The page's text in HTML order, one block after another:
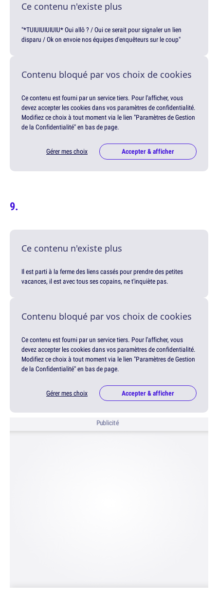
Ce contenu n'existe plus
"*TUIUIUIUIUIU* Oui allô ? / Oui ce serait pour signaler un lien
disparu / Ok on envoie nos équipes d'enquêteurs sur le coup"
Contenu bloqué par vos choix de cookies
Ce contenu est fourni par un service tiers. Pour l'afficher, vous
devez accepter les cookies dans vos paramètres de confidentialité.
Modifiez ce choix à tout moment via le lien "Paramètres de Gestion
de la Confidentialité" en bas de page.
Gérer mes choix Accepter & afficher
Ce contenu n'existe plus
Il est parti à la ferme des liens cassés pour prendre des petites
vacances, il est avec tous ses copains, ne t'inquiète pas.
Contenu bloqué par vos choix de cookies
Ce contenu est fourni par un service tiers. Pour l'afficher, vous
devez accepter les cookies dans vos paramètres de confidentialité.
Modifiez ce choix à tout moment via le lien "Paramètres de Gestion
de la Confidentialité" en bas de page.
Gérer mes choix Accepter & afficher
Publicité